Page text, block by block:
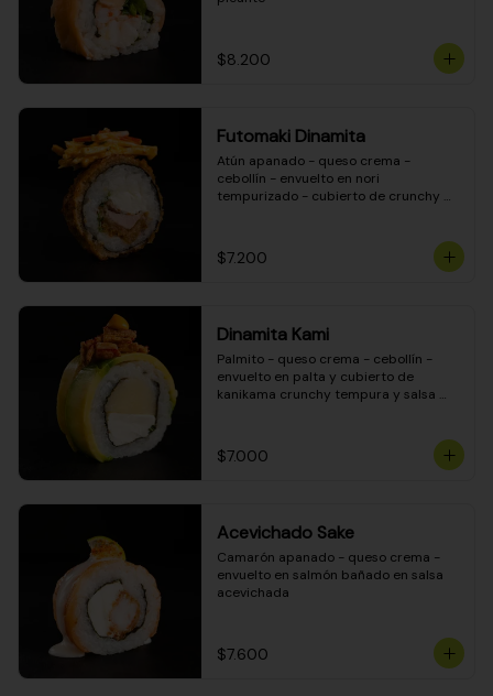
$8.200
Futomaki Dinamita
Atún apanado - queso crema -
cebollín - envuelto en nori
tempurizado - cubierto de crunchy
$7.200
Dinamita Kami
Palmito - queso crema - cebollín -
envuelto en palta y cubierto de
kanikama crunchy tempura y salsa
$7.000
Acevichado Sake
Camarón apanado - queso crema -
envuelto en salmón bañado en salsa
acevichada
$7.600